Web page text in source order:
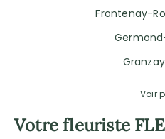
Frontenay-
Voir
Votre fleuriste